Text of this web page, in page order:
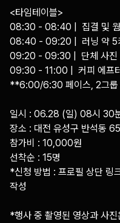
<타임테이블>
08:30 - 08:40 |  집결 및
08:40 - 09:20 |  러닝 약 5
09:20 - 09:30 |  단체 사진
09:30 - 11:00 |  커피 에프
**6:00/6:30 페이스, 2그룹
일시 : 06.28 (일) 08시 30
장소 : 대전 유성구 반석동
참가비 : 10,000원
선착순 : 15명
*신청 방법 : 프로필 상단 링
작성
*행사 중 촬영된 영상과 사